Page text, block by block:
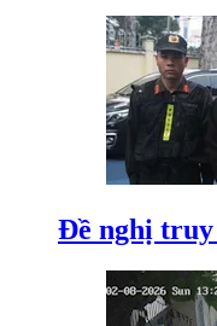
Đề nghị truy